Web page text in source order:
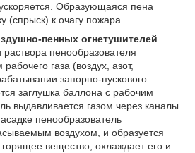
Образующаяся пена
(спрыск) к очагу пожара.
пенных огнетушителей
пенообразователя
газа (воздух, азот,
запорно-пускового
заглушка баллона с рабочим
выдавливается газом через каналы
пенообразователь
воздухом, и образуется
вещество, охлаждает его и